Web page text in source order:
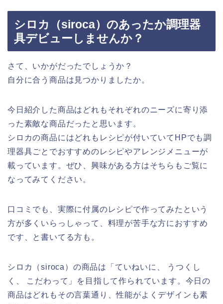
シロカ（siroca）のあったか調理器
具デビューしませんか？
さて、いかがだったでしょうか？
自分に合う商品は見つかりましたか。
今日紹介した商品はどれもそれぞれのニーズに寄り添
った素敵な商品だったと思います。
シロカの商品にはどれもレシピが付いていてHPでも調
理器具ごとでおすすめのレシピやアレンジメニューが
載っています。ぜひ、興味がある方はそちらもご覧に
なってみてください。
口コミでも、実際に付属のレシピで作ってみたという
方が多くいらっしゃって、料理が苦手な方におすすめ
です、と書いてる方も。
シロカ（siroca）の商品は「ていねいに、 うつくし
く、 こだわって」を目指して作られています。今日の
商品はどれもその言葉通り、性能がよくデザインも素